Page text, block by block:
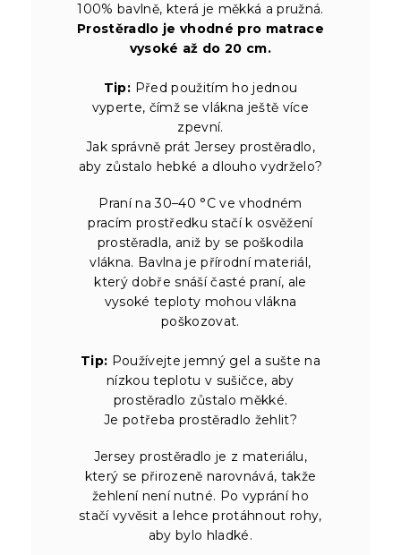
100% bavlně, která je měkká a pružná.
Prostěradlo je vhodné pro matrace
vysoké až do 20 cm.
Tip: Před použitím ho jednou
vyperte, čímž se vlákna ještě více
zpevní.
Jak správně prát Jersey prostěradlo,
aby zůstalo hebké a dlouho vydrželo?
Praní na 30–40 °C ve vhodném
pracím prostředku stačí k osvěžení
prostěradla, aniž by se poškodila
vlákna. Bavlna je přírodní materiál,
který dobře snáší časté praní, ale
vysoké teploty mohou vlákna
poškozovat.
Tip: Používejte jemný gel a sušte na
nízkou teplotu v sušičce, aby
prostěradlo zůstalo měkké.
Je potřeba prostěradlo žehlit?
Jersey prostěradlo je z materiálu,
který se přirozeně narovnává, takže
žehlení není nutné. Po vyprání ho
stačí vyvěsit a lehce protáhnout rohy,
aby bylo hladké.